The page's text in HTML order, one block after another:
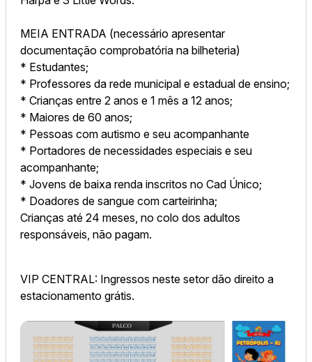
MEIA ENTRADA (necessário apresentar
documentação comprobatória na bilheteria)
* Estudantes;
* Professores da rede municipal e estadual de ensino;
* Crianças entre 2 anos e 1 mês a 12 anos;
* Maiores de 60 anos;
* Pessoas com autismo e seu acompanhante
* Portadores de necessidades especiais e seu
acompanhante;
* Jovens de baixa renda inscritos no Cad Único;
* Doadores de sangue com carteirinha;
Crianças até 24 meses, no colo dos adultos
responsáveis, não pagam.
VIP CENTRAL: Ingressos neste setor dão direito a
estacionamento grátis.